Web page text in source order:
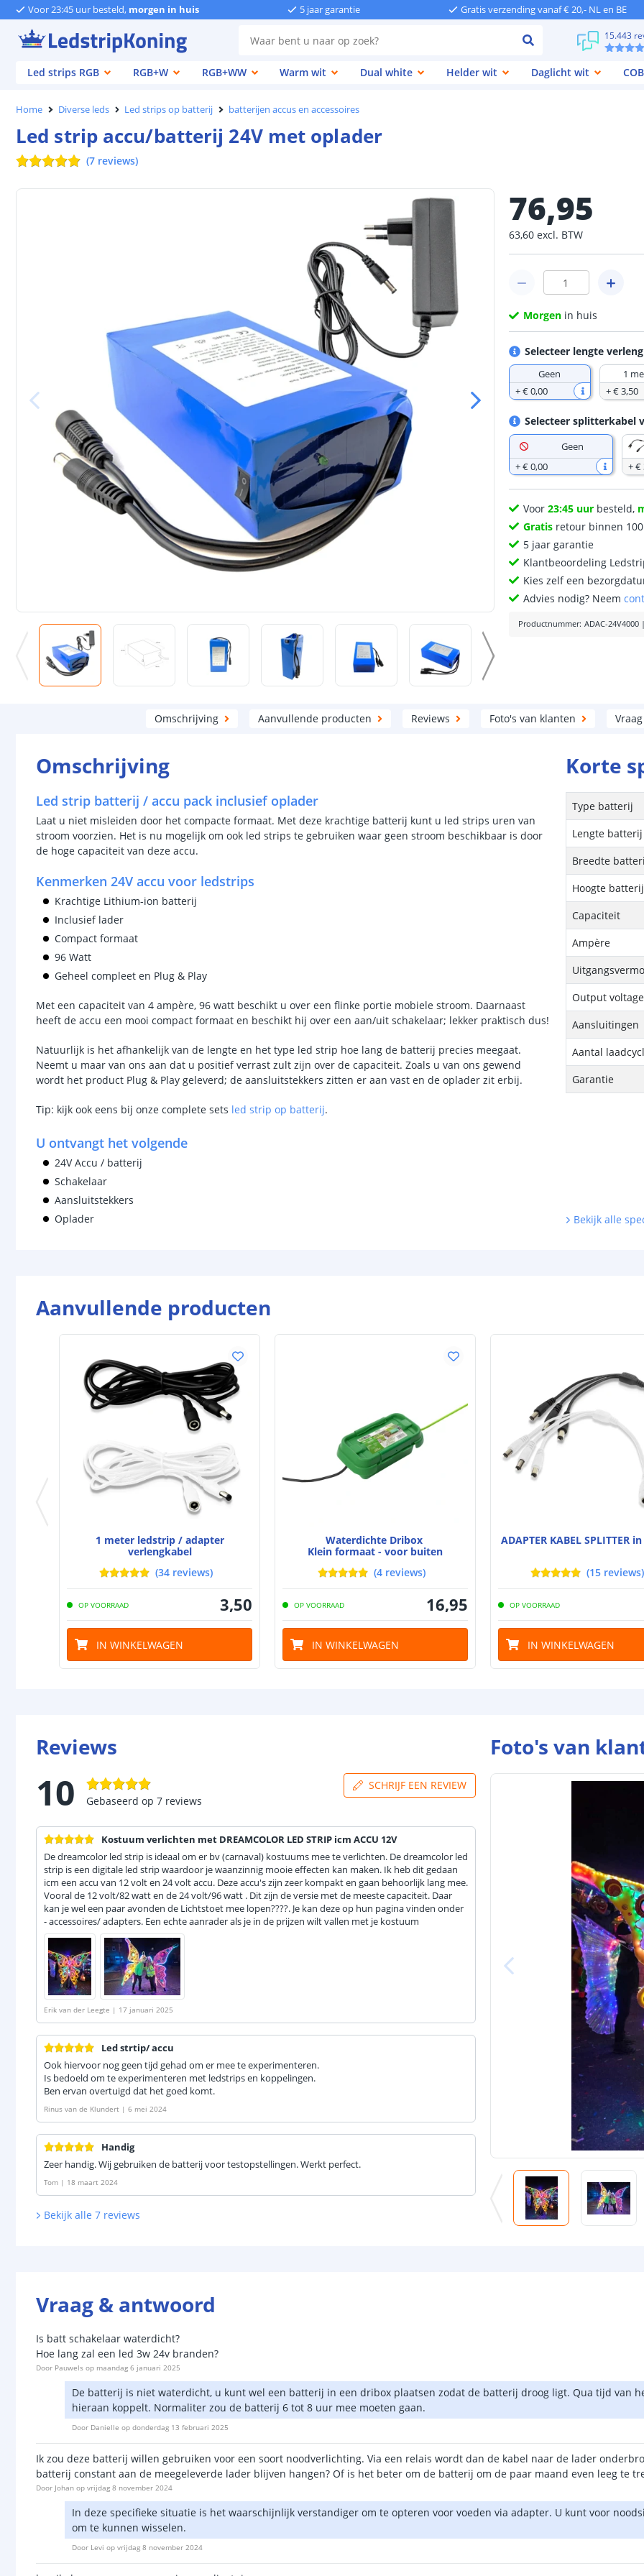
Voor 23:45 uur besteld, morgen in huis 5 jaar garantie Gratis verzending vanaf € 20,- NL en BE
15.443
Led strips RGB RGB+W RGB+WW Warm wit Dual white Helder wit Daglicht wit COB
Home Diverse leds Led strips op batterij batterijen accus en accessoires
Led strip accu/batterij 24V met oplader
(7 reviews)
76,95
63,60 excl. BTW
Morgen in huis
Selecteer lengte
Geen
+€ 0,00
1
+€ 3,50
Selecteer splitterkabel
Geen
+€ 0,00 +€
Voor23:45 uur besteld,
Gratis retour binnen
5 jaar garantie
Klantbeoordeling
Kies zelf een
Advies nodig? Neem
Productnummer: ADAC-24V4000
Omschrijving Aanvullende producten Reviews Foto's van klanten
Omschrijving
Led strip batterij / accu pack inclusief oplader
Laat u niet misleiden door het compacte formaat. Met deze krachtige batterij kunt u led strips uren van
stroom voorzien. Het is nu mogelijk om ook led strips te gebruiken waar geen stroom beschikbaar is door
de hoge capaciteit van deze accu.
Kenmerken 24V accu voor ledstrips
Krachtige Lithium-ion batterij
Inclusief lader
Compact formaat
96 Watt
Geheel compleet en Plug & Play
Met een capaciteit van 4 ampère, 96 watt beschikt u over een flinke portie mobiele stroom. Daarnaast
heeft de accu een mooi compact formaat en beschikt hij over een aan/uit schakelaar; lekker praktisch dus!
Natuurlijk is het afhankelijk van de lengte en het type led strip hoe lang de batterij precies meegaat.
Neemt u maar van ons aan dat u positief verrast zult zijn over de capaciteit. Zoals u van ons gewend
wordt het product Plug & Play geleverd; de aansluitstekkers zitten er aan vast en de oplader zit erbij.
Tip: kijk ook eens bij onze complete sets led strip op batterij.
U ontvangt het volgende
24V Accu / batterij
Schakelaar
Aansluitstekkers
Oplader
Korte
Type batterij
Lengte batterij
Breedte
Hoogte batterij
Capaciteit
Ampère
Output voltage
Aansluitingen
Aantal
Garantie
Bekijk alle
Aanvullende producten
1 meter ledstrip / adapter
verlengkabel
(34 reviews)
OP VOORRAAD 3,50
IN WINKELWAGEN
Waterdichte Dribox
Klein formaat - voor buiten
(4 reviews)
OP VOORRAAD 16,95
IN WINKELWAGEN
ADAPTER KABEL SPLITTER
(15 reviews)
OP VOORRAAD
IN WINKELWAGEN
Reviews
10 Gebaseerd op 7 reviews
SCHRIJF EEN REVIEW
Kostuum verlichten met DREAMCOLOR LED STRIP icm ACCU 12V
De dreamcolor led strip is ideaal om er bv (carnaval) kostuums mee te verlichten. De dreamcolor led
strip is een digitale led strip waardoor je waanzinnig mooie effecten kan maken. Ik heb dit gedaan
icm een accu van 12 volt en 24 volt accu. Deze accu's zijn zeer kompakt en gaan behoorlijk lang mee.
Vooral de 12 volt/82 watt en de 24 volt/96 watt . Dit zijn de versie met de meeste capaciteit. Daar
kan je wel een paar avonden de Lichtstoet mee lopen????. Je kan deze op hun pagina vinden onder
- accessoires/ adapters. Een echte aanrader als je in de prijzen wilt vallen met je kostuum
Erik van der Leegte | 17 januari 2025
Led strtip/ accu
Ook hiervoor nog geen tijd gehad om er mee te experimenteren.
Is bedoeld om te experimenteren met ledstrips en koppelingen.
Ben ervan overtuigd dat het goed komt.
Rinus van de Klundert | 6 mei 2024
Handig
Zeer handig. Wij gebruiken de batterij voor testopstellingen. Werkt perfect.
Tom | 18 maart 2024
Bekijk alle 7 reviews
Foto's van
Vraag & antwoord
Is batt schakelaar waterdicht?
Hoe lang zal een led 3w 24v branden?
Door Pauwels op maandag 6 januari 2025
De batterij is niet waterdicht, u kunt wel een batterij in een dribox plaatsen zodat de batterij droog ligt. Qua tijd van
hieraan koppelt. Normaliter zou de batterij 6 tot 8 uur mee moeten gaan.
Door Danielle op donderdag 13 februari 2025
Ik zou deze batterij willen gebruiken voor een soort noodverlichting. Via een relais wordt dan de kabel naar de lader
batterij constant aan de meegeleverde lader blijven hangen? Of is het beter om de batterij om de paar maand even leeg te
Door Johan op vrijdag 8 november 2024
In deze specifieke situatie is het waarschijnlijk verstandiger om te opteren voor voeden via adapter. U kunt voor
om te kunnen wisselen.
Door Levi op vrijdag 8 november 2024